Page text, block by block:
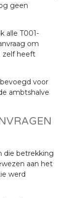
geen
alle T001-
om
zelf heeft
voor
ambtshalve
die betrekking
aan het
werd